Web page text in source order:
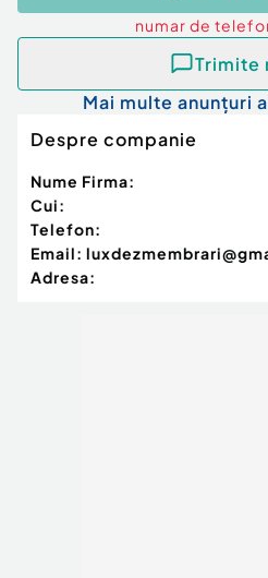
numar de
Trimite
Mai multe anunțuri
Despre companie
Nume Firma:
Cui:
Telefon:
Email:
Adresa: